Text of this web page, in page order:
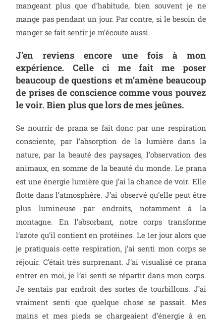
mangeant plus que d’habitude, bien souvent je ne
mange pas pendant un jour. Par contre, si le besoin de
manger se fait sentir je m’écoute aussi.
J’en reviens encore une fois à mon
expérience. Celle ci me fait me poser
beaucoup de questions et m’amène beaucoup
de prises de conscience comme vous pouvez
le voir. Bien plus que lors de mes jeûnes.
Se nourrir de prana se fait donc par une respiration
consciente, par l’absorption de la lumière dans la
nature, par la beauté des paysages, l’observation des
animaux, en somme de la beauté du monde. Le prana
est une énergie lumière que j’ai la chance de voir. Elle
flotte dans l’atmosphère. J’ai observé qu’elle peut être
plus lumineuse par endroits, notamment à la
montagne. En l’absorbant, notre corps transforme
l’azote qu’il contient en protéines. Le 1er jour alors que
je pratiquais cette respiration, j’ai senti mon corps se
réjouir. C’était très surprenant. J’ai visualisé ce prana
entrer en moi, je l’ai senti se répartir dans mon corps.
Je sentais par endroit des sortes de tourbillons. J’ai
vraiment senti que quelque chose se passait. Mes
mains et mes pieds se chargeaient d’énergie à en